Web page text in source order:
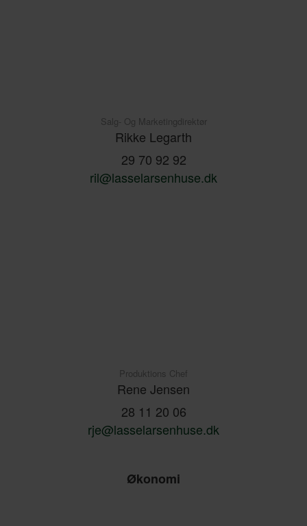
Salg- Og Marketingdirektør
Rikke Legarth
29 70 92 92
ril@lasselarsenhuse.dk
Produktions Chef
Rene Jensen
28 11 20 06
rje@lasselarsenhuse.dk
Økonomi